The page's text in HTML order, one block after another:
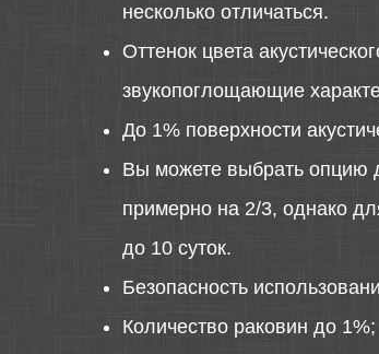
несколько отличаться.
Оттенок цвета
звукопоглощающие
До 1% поверхности
Вы можете выбрать опцию
примерно на 2/3, однако
до 10 суток.
Безопасность
Количество раковин до 1%;